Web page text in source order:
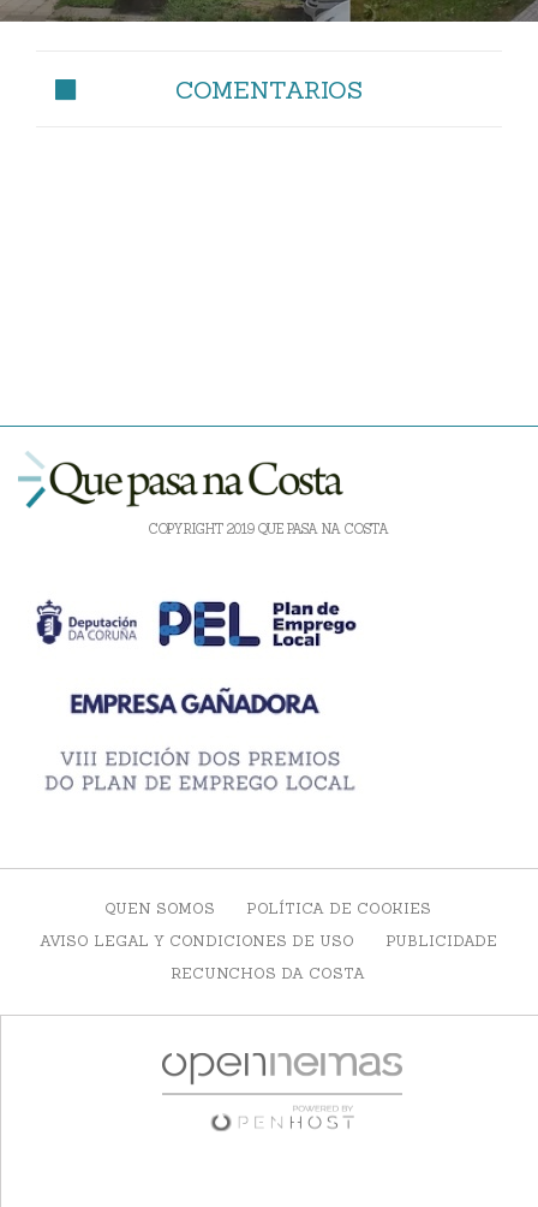
COMENTARIOS
COPYRIGHT 2019 QUE PASA NA COSTA
QUEN SOMOS
POLÍTICA DE COOKIES
AVISO LEGAL Y CONDICIONES DE USO
PUBLICIDADE
RECUNCHOS DA COSTA